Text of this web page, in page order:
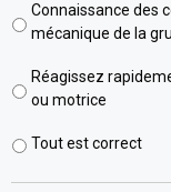
Connaissance des
mécanique de la
Réagissez
ou motrice
Tout est correct